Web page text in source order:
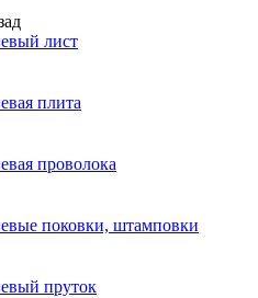
лист
плита
проволока
поковки, штамповки
пруток